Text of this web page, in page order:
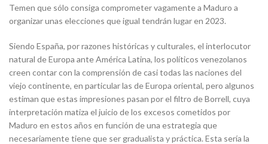
Temen que sólo consiga comprometer vagamente a Maduro a
organizar unas elecciones que igual tendrán lugar en 2023.
Siendo España, por razones históricas y culturales, el interlocutor
natural de Europa ante América Latina, los políticos venezolanos
creen contar con la comprensión de casi todas las naciones del
viejo continente, en particular las de Europa oriental, pero algunos
estiman que estas impresiones pasan por el filtro de Borrell, cuya
interpretación matiza el juicio de los excesos cometidos por
Maduro en estos años en función de una estrategia que
necesariamente tiene que ser gradualista y práctica. Esta sería la